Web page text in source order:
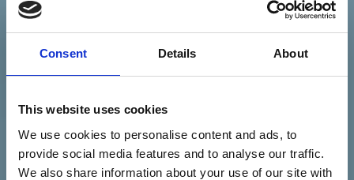
Consent Details About
This website uses cookies
We use cookies to personalise content and ads, to
provide social media features and to analyse our traffic.
We also share information about your use of our site with